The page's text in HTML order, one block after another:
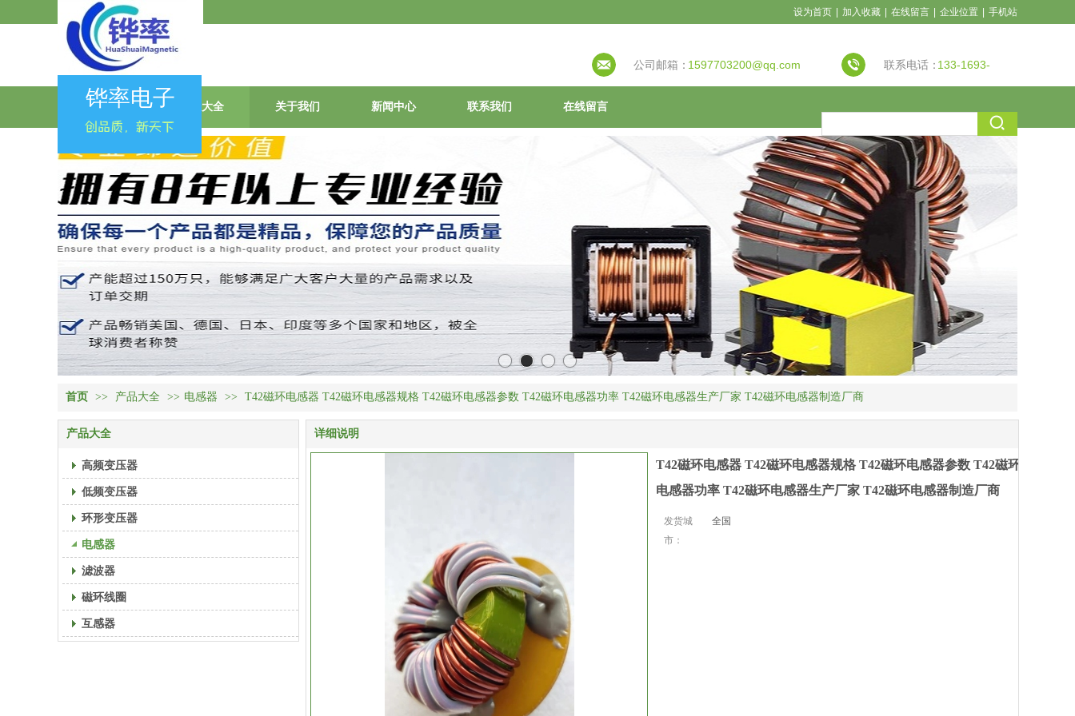
公司邮箱：
133-1693-
联系电话：
1597703200@qq.com
铧率电子
会员登录 | 会员注册 设为首页 加入收藏 在线留言 企业位置 手机站
首页 产品大全 关于我们 新闻中心 联系我们 在线留言
首页 >> 产品大全 >> 电感器 >> T42磁环电感器 T42磁环电感器规格 T42磁环电感器参数 T42磁环电感器功率 T42磁环电感器生产厂家 T42磁环电感器制造厂商
产品大全
高频变压器
低频变压器
环形变压器
电感器
滤波器
磁环线圈
互感器
详细说明
T42磁环电感器 T42磁环电感器规格 T42磁环电感器参数 T42磁环
电感器功率 T42磁环电感器生产厂家 T42磁环电感器制造厂商
发货城
市：
全国